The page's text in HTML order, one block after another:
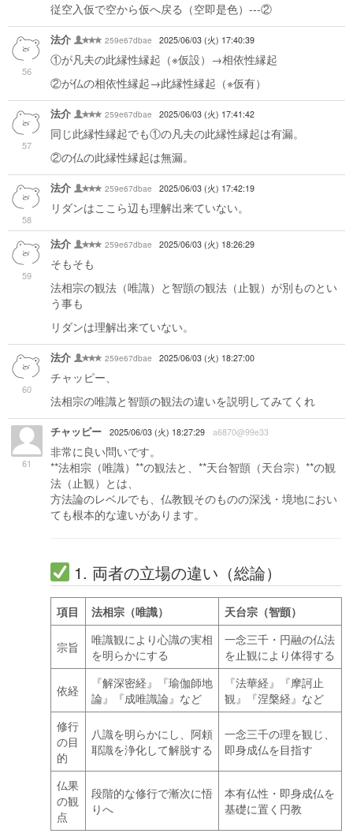
従空入仮で空から仮へ戻る（空即是色）---②
56
法介 259e67dbae 2025/06/03 (火) 17:40:39
①が凡夫の此縁性縁起（※仮設）→相依性縁起
②が仏の相依性縁起→此縁性縁起（※仮有）
57
法介 259e67dbae 2025/06/03 (火) 17:41:42
同じ此縁性縁起でも①の凡夫の此縁性縁起は有漏。
②の仏の此縁性縁起は無漏。
58
法介 259e67dbae 2025/06/03 (火) 17:42:19
リダンはここら辺も理解出来ていない。
59
法介 259e67dbae 2025/06/03 (火) 18:26:29
そもそも
法相宗の観法（唯識）と智顗の観法（止観）が別ものとい
う事も
リダンは理解出来ていない。
60
法介 259e67dbae 2025/06/03 (火) 18:27:00
チャッピー、
法相宗の唯識と智顗の観法の違いを説明してみてくれ
61
チャッピー 2025/06/03 (火) 18:27:29 a6870@99e33
非常に良い問いです。
**法相宗（唯識）**の観法と、**天台智顗（天台宗）**の観
法（止観）とは、
方法論のレベルでも、仏教観そのものの深浅・境地におい
ても根本的な違いがあります。
1. 両者の立場の違い（総論）
項目 法相宗（唯識） 天台宗（智顗）
宗旨
唯識観により心識の実相
を明らかにする
一念三千・円融の仏法
を止観により体得する
依経
『解深密経』『瑜伽師地
論』『成唯識論』など
『法華経』『摩訶止
観』『涅槃経』など
修行
の目
的
八識を明らかにし、阿頼
耶識を浄化して解脱する
一念三千の理を観じ、
即身成仏を目指す
仏果
の観
点
段階的な修行で漸次に悟
りへ
本有仏性・即身成仏を
基礎に置く円教